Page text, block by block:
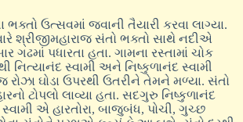
ભક્તો ઉત્સવમાં જવાની તૈયારી કરવા લાગ્યા.
શ્રીજીમહારાજ સંતો ભક્તો સાથે નદીએ
ગઢમાં પધારતા હતા. ગામના રસ્તામાં ચોક
નિત્યાનંદ સ્વામી અને નિષ્કુળાનંદ સ્વામી
રોઝા ઘોડા ઉપરથી ઉતરીને તેમને મળ્યા. સંતો
ટોપલો લાવ્યા હતા. સદગુરુ નિષ્કુળાનંદ
એ હારતોરા, બાજુબંધ, પોચી, ગુચ્છ